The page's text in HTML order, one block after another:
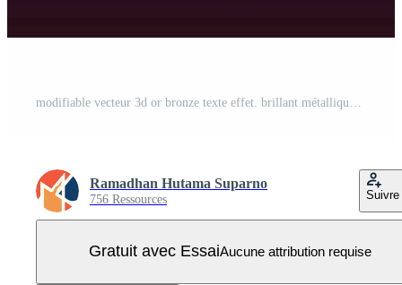
Ramadhan Hutama Suparno
756 Ressources Suivre
Gratuit avec EssaiAucune attribution requise